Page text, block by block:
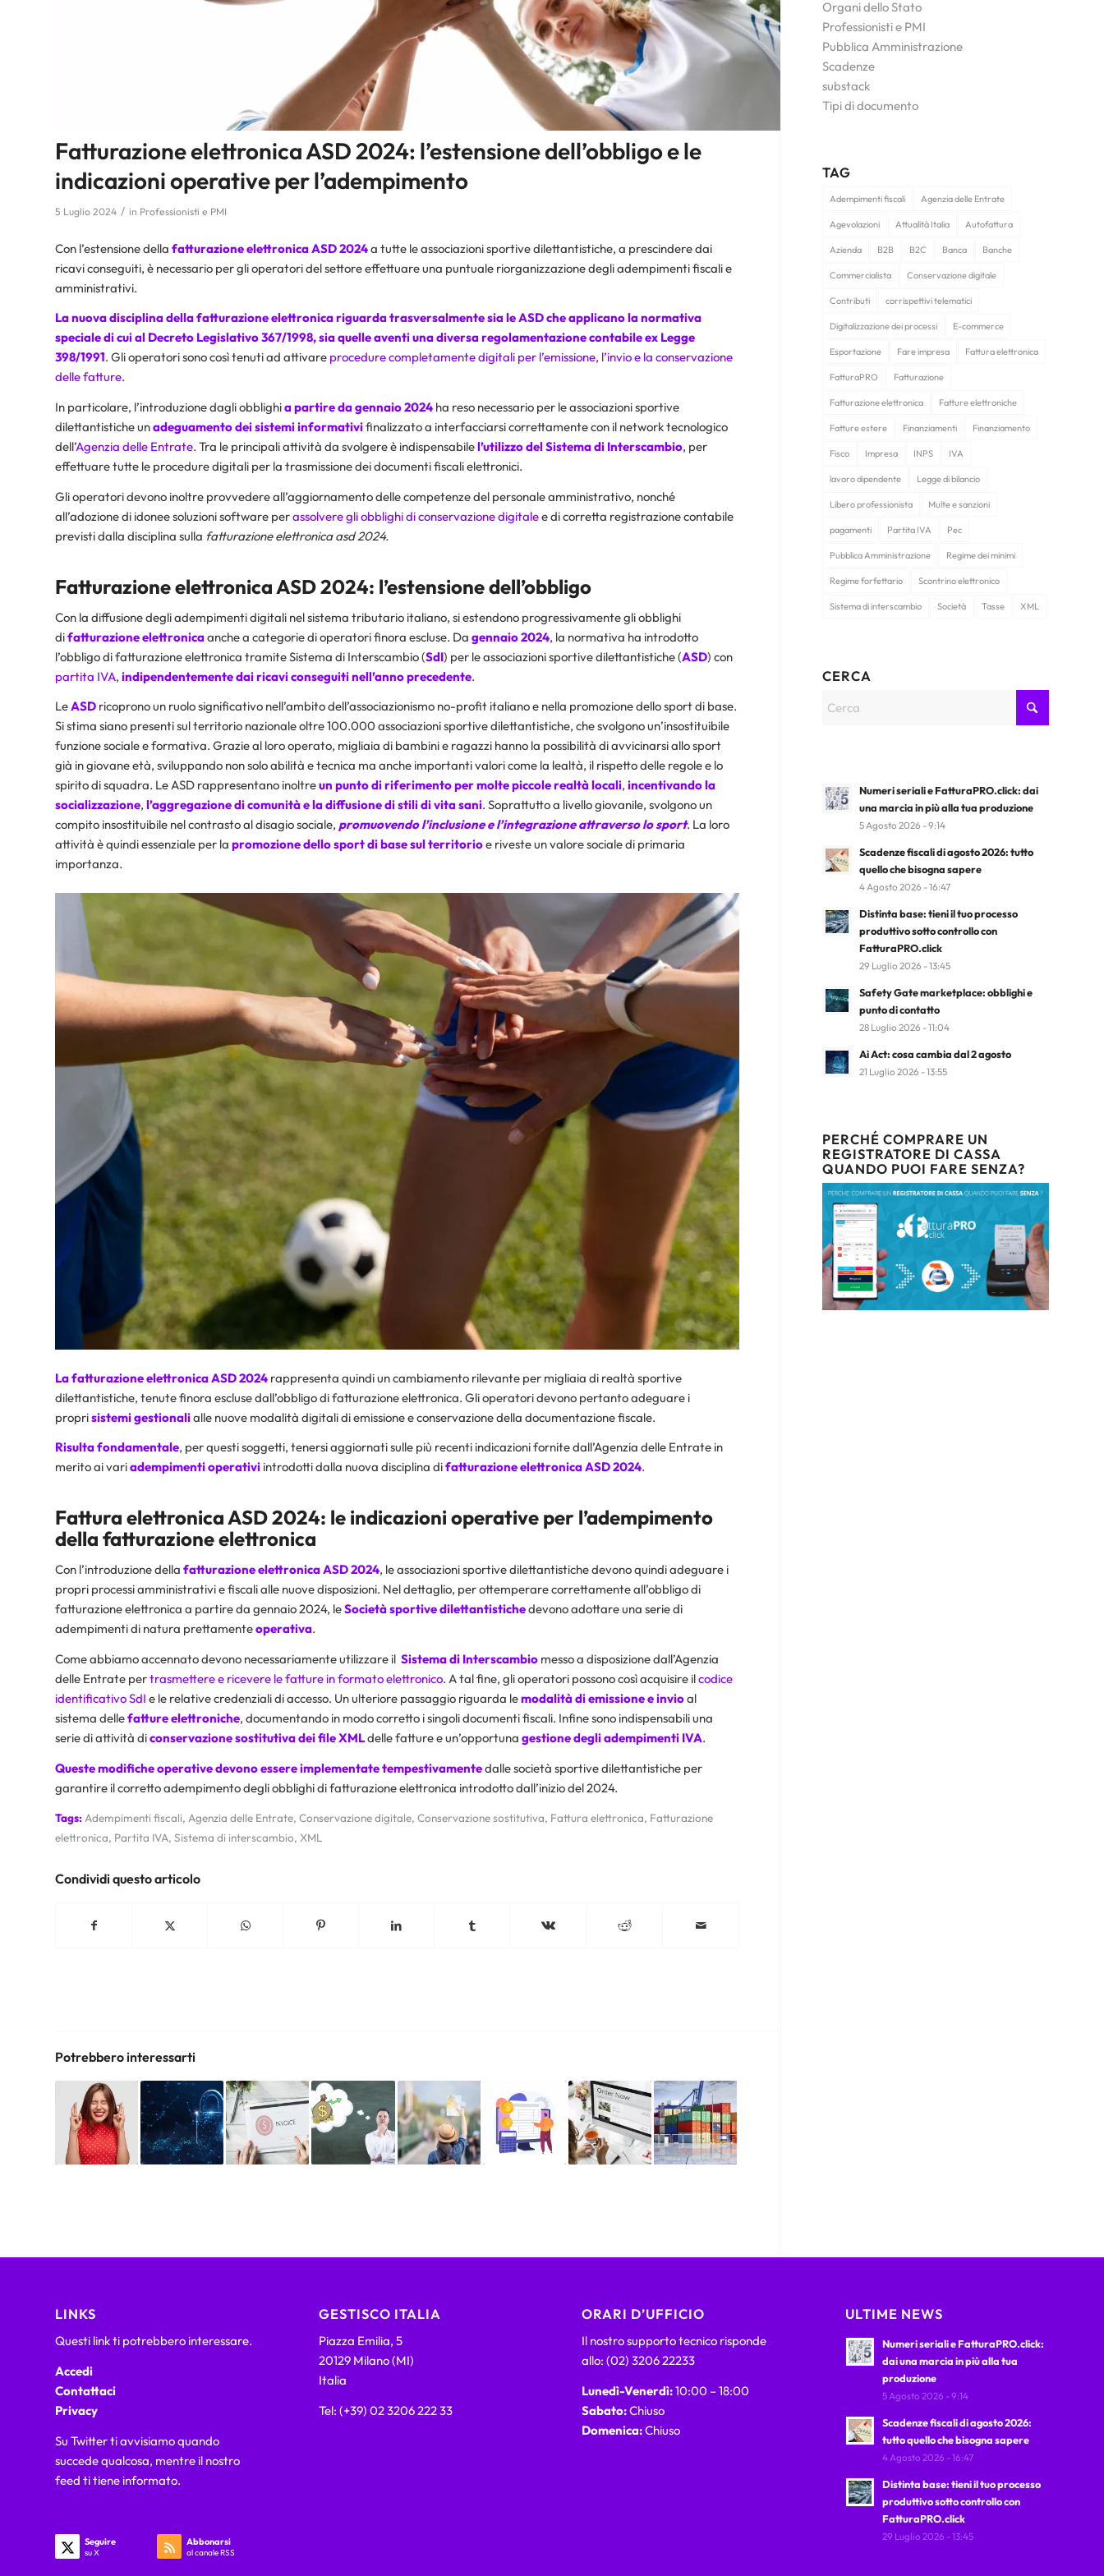
Fatturazione elettronica ASD 2024: l’estensione dell’obbligo e le
indicazioni operative per l’adempimento
5 Luglio 2024 / in Professionisti e PMI
Con l’estensione della fatturazione elettronica ASD 2024a tutte le associazioni sportive dilettantistiche, a prescindere dai
ricavi conseguiti, è necessario per gli operatori del settore effettuare una puntuale riorganizzazione degli adempimenti fiscali e
amministrativi.
La nuova disciplina della fatturazione elettronica riguarda trasversalmente sia le ASD che applicano la normativa
speciale di cui al Decreto Legislativo 367/1998, sia quelle aventi una diversa regolamentazione contabile ex Legge
398/1991. Gli operatori sono così tenuti ad attivare procedure completamente digitali per l’emissione, l’invio e la conservazione
delle fatture.
In particolare, l’introduzione dagli obblighia partire da gennaio 2024 ha reso necessario per le associazioni sportive
dilettantistiche unadeguamento dei sistemi informativifinalizzato a interfacciarsi correttamente con il network tecnologico
dell’Agenzia delle Entrate. Tra le principali attività da svolgere è indispensabilel’utilizzo del Sistema di Interscambio, per
effettuare tutte le procedure digitali per la trasmissione dei documenti fiscali elettronici.
Gli operatori devono inoltre provvedere all’aggiornamento delle competenze del personale amministrativo, nonché
all’adozione di idonee soluzioni software perassolvere gli obblighi di conservazione digitalee di corretta registrazione contabile
previsti dalla disciplina sulla fatturazione elettronica asd 2024.
Fatturazione elettronica ASD 2024: l’estensione dell’obbligo
Con la diffusione degli adempimenti digitali nel sistema tributario italiano, si estendono progressivamente gli obblighi
difatturazione elettronicaanche a categorie di operatori finora escluse. Da gennaio 2024, la normativa ha introdotto
l’obbligo di fatturazione elettronica tramite Sistema di Interscambio (SdI) per le associazioni sportive dilettantistiche (ASD) con
partita IVA, indipendentemente dai ricavi conseguiti nell’anno precedente.
LeASD ricoprono un ruolo significativo nell’ambito dell’associazionismo no-profit italiano e nella promozione dello sport di base.
Si stima siano presenti sul territorio nazionale oltre 100.000 associazioni sportive dilettantistiche, che svolgono un’insostituibile
funzione sociale e formativa. Grazie al loro operato, migliaia di bambini e ragazzi hanno la possibilità di avvicinarsi allo sport
già in giovane età, sviluppando non solo abilità e tecnica ma anche importanti valori come la lealtà, il rispetto delle regole e lo
spirito di squadra. Le ASD rappresentano inoltreun punto di riferimento per molte piccole realtà locali, incentivando la
socializzazione, l’aggregazione di comunità e la diffusione di stili divita sani. Soprattutto a livello giovanile, svolgono un
compito insostituibile nel contrasto al disagio sociale, promuovendo l’inclusione e l’integrazione attraverso lo sport. La loro
attività è quindi essenziale per la promozione dello sport di base sul territorioe riveste un valore sociale di primaria
importanza.
Lafatturazione elettronicaASD 2024 rappresenta quindi un cambiamento rilevante per migliaia di realtà sportive
dilettantistiche, tenute finora escluse dall’obbligo di fatturazione elettronica. Gli operatori devono pertanto adeguare i
proprisistemi gestionalialle nuove modalità digitali di emissione e conservazione della documentazione fiscale.
Risulta fondamentale, per questi soggetti, tenersi aggiornati sulle più recenti indicazioni fornite dall’Agenzia delle Entrate in
merito ai variadempimenti operativi introdotti dalla nuova disciplina difatturazione elettronica ASD 2024.
Fattura elettronica ASD 2024: le indicazioni operative per l’adempimento
della fatturazione elettronica
Con l’introduzione della fatturazione elettronica ASD 2024, le associazioni sportive dilettantistiche devono quindi adeguare i
propri processi amministrativi e fiscali alle nuove disposizioni. Nel dettaglio, per ottemperare correttamente all’obbligo di
fatturazione elettronica a partire da gennaio 2024, leSocietà sportive dilettantistichedevono adottare una serie di
adempimenti di natura prettamenteoperativa.
Come abbiamo accennato devono necessariamente utilizzare il Sistema di Interscambio messo a disposizione dall’Agenzia
delle Entrate pertrasmettere e ricevere le fatture in formato elettronico. A tal fine, gli operatori possono così acquisire ilcodice
identificativo SdI e le relative credenziali di accesso. Un ulteriore passaggio riguarda lemodalità di emissione e invioal
sistema dellefatture elettroniche, documentando in modo corretto i singoli documenti fiscali. Infine sono indispensabili una
serie di attività diconservazione sostitutiva dei file XMLdelle fatture e un’opportuna gestione degli adempimenti IVA.
Queste modifiche operative devono essere implementate tempestivamentedalle società sportive dilettantistiche per
garantire il corretto adempimento degli obblighi di fatturazione elettronica introdotto dall’inizio del 2024.
Tags:Adempimenti fiscali, Agenzia delle Entrate, Conservazione digitale, Conservazione sostitutiva, Fattura elettronica, Fatturazione
elettronica, Partita IVA, Sistema di interscambio, XML
Condividi questo articolo
Potrebbero interessarti
Organi dello Stato
Professionisti e PMI
Pubblica Amministrazione
Scadenze
substack
Tipi di documento
TAG
Adempimenti fiscali Agenzia delle Entrate
Agevolazioni Attualità Italia Autofattura
Azienda B2B B2C Banca Banche
Commercialista Conservazione digitale
Contributi corrispettivi telematici
Digitalizzazione dei processi E-commerce
Esportazione Fare impresa Fattura elettronica
FatturaPRO Fatturazione
Fatturazione elettronica Fatture elettroniche
Fatture estere Finanziamenti Finanziamento
Fisco Impresa INPS IVA
lavoro dipendente Legge di bilancio
Libero professionista Multe e sanzioni
pagamenti Partita IVA Pec
Pubblica Amministrazione Regime dei minimi
Regime forfettario Scontrino elettronico
Sistema di interscambio Società Tasse XML
CERCA
Numeri seriali e FatturaPRO.click: dai
una marcia in più alla tua produzione
5 Agosto 2026 - 9:14
Scadenze fiscali di agosto 2026: tutto
quello che bisogna sapere
4 Agosto 2026 - 16:47
Distinta base: tieni il tuo processo
produttivo sotto controllo con
FatturaPRO.click
29 Luglio 2026 - 13:45
Safety Gate marketplace: obblighi e
punto di contatto
28 Luglio 2026 - 11:04
Ai Act: cosa cambia dal 2 agosto
21 Luglio 2026 - 13:55
PERCHÉ COMPRARE UN
REGISTRATORE DI CASSA
QUANDO PUOI FARE SENZA?
LINKS
Questi link ti potrebbero interessare.
Accedi
Contattaci
Privacy
Su Twitter ti avvisiamo quando
succede qualcosa, mentre il nostro
feed ti tiene informato.
Seguire
su X
Abbonarsi
al canale RSS
GESTISCO ITALIA
Piazza Emilia, 5
20129 Milano (MI)
Italia
Tel: (+39) 02 3206 222 33
ORARI D’UFFICIO
Il nostro supporto tecnico risponde
allo: (02) 3206 22233
Lunedì-Venerdì:10:00 – 18:00
Sabato:Chiuso
Domenica:Chiuso
ULTIME NEWS
Numeri seriali e FatturaPRO.click:
dai una marcia in più alla tua
produzione
5 Agosto 2026 - 9:14
Scadenze fiscali di agosto 2026:
tutto quello che bisogna sapere
4 Agosto 2026 - 16:47
Distinta base: tieni il tuo processo
produttivo sotto controllo con
FatturaPRO.click
29 Luglio 2026 - 13:45